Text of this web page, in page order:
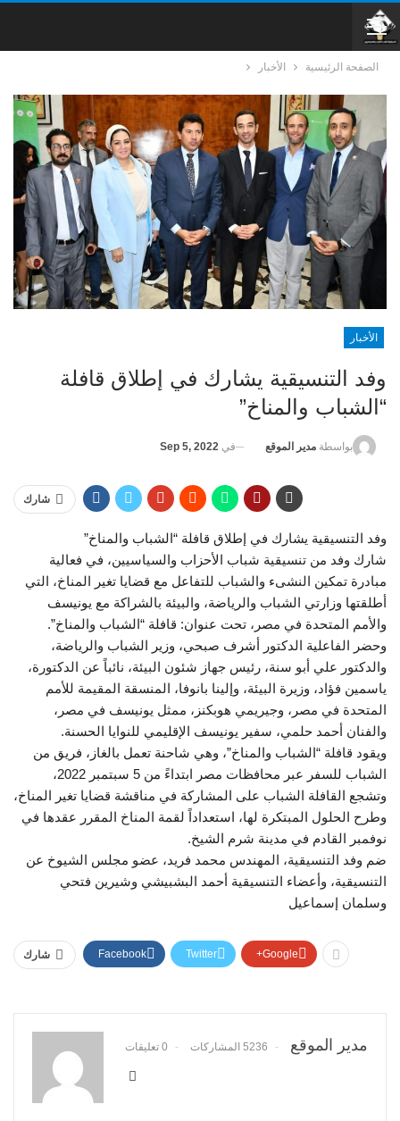
الصفحة الرئيسية الأخبار
الأخبار
وفد التنسيقية يشارك في إطلاق قافلة
“الشباب والمناخ”
بواسطة مدير الموقع في Sep 5, 2022
شارك
وفد التنسيقية يشارك في إطلاق قافلة “الشباب والمناخ”
شارك وفد من تنسيقية شباب الأحزاب والسياسيين، في فعالية
مبادرة تمكين النشىء والشباب للتفاعل مع قضايا تغير المناخ، التي
أطلقتها وزارتي الشباب والرياضة، والبيئة بالشراكة مع يونيسف
والأمم المتحدة في مصر، تحت عنوان: قافلة “الشباب والمناخ”.
وحضر الفاعلية الدكتور أشرف صبحي، وزير الشباب والرياضة،
والدكتور علي أبو سنة، رئيس جهاز شئون البيئة، نائباً عن الدكتورة،
ياسمين فؤاد، وزيرة البيئة، وإلينا بانوفا، المنسقة المقيمة للأمم
المتحدة في مصر، وجيريمي هوبكنز، ممثل يونيسف في مصر،
والفنان أحمد حلمي، سفير يونيسف الإقليمي للنوايا الحسنة.
ويقود قافلة “الشباب والمناخ”، وهي شاحنة تعمل بالغاز، فريق من
الشباب للسفر عبر محافظات مصر ابتداءً من 5 سبتمبر 2022،
وتشجع القافلة الشباب على المشاركة في مناقشة قضايا تغير المناخ،
وطرح الحلول المبتكرة لها، استعداداً لقمة المناخ المقرر عقدها في
نوفمبر القادم في مدينة شرم الشيخ.
ضم وفد التنسيقية، المهندس محمد فريد، عضو مجلس الشيوخ عن
التنسيقية، وأعضاء التنسيقية أحمد البشبيشي وشيرين فتحي
وسلمان إسماعيل
شارك Facebook Twitter Google+
مدير الموقع 5236 المشاركات 0 تعليقات